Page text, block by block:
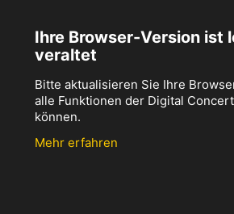
Ihre Browser-Version ist
veraltet
Bitte aktualisieren Sie Ihre
alle Funktionen der Digital
können.
Mehr erfahren